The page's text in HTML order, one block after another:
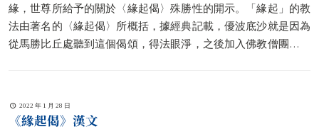
緣，世尊所給予的關於〈緣起偈〉殊勝性的開示。「緣起」的教
法由著名的〈緣起偈〉所概括，據經典記載，優波底沙就是因為
從馬勝比丘處聽到這個偈頌，得法眼淨，之後加入佛教僧團。在
2022 年 1 月 28 日
《緣起偈》漢文